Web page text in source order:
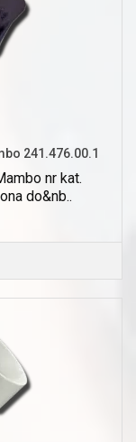
241.476.00.1
nr kat.
do&nb..